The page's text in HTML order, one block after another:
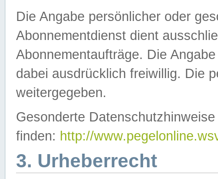
Die Angabe persönlicher oder
Abonnementdienst dient
Abonnementaufträge. Die
dabei ausdrücklich freiwillig. Die
weitergegeben.
Gesonderte
finden: http://
3. Urheberrecht